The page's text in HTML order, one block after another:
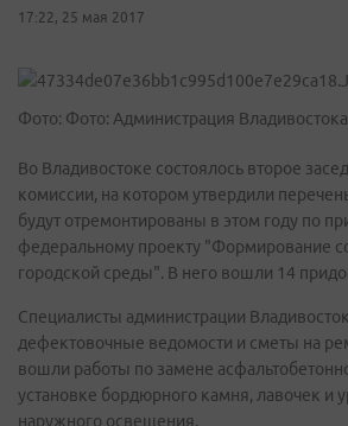
17:22, 25 мая 2017
Фото: Фото: Администрация Владивостока
Во Владивостоке состоялось второе
комиссии, на котором утвердили
будут отремонтированы в этом году по
федеральному проекту "Формирование
городской среды". В него вошли 14
Специалисты администрации
дефектовочные ведомости и сметы на
вошли работы по замене
установке бордюрного камня, лавочек и
наружного освещения.